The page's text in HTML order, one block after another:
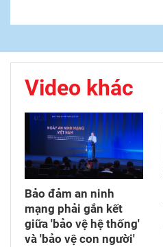
Video khác
Bảo đảm an ninh
mạng phải gắn kết
giữa 'bảo vệ hệ thống'
và 'bảo vệ con người'